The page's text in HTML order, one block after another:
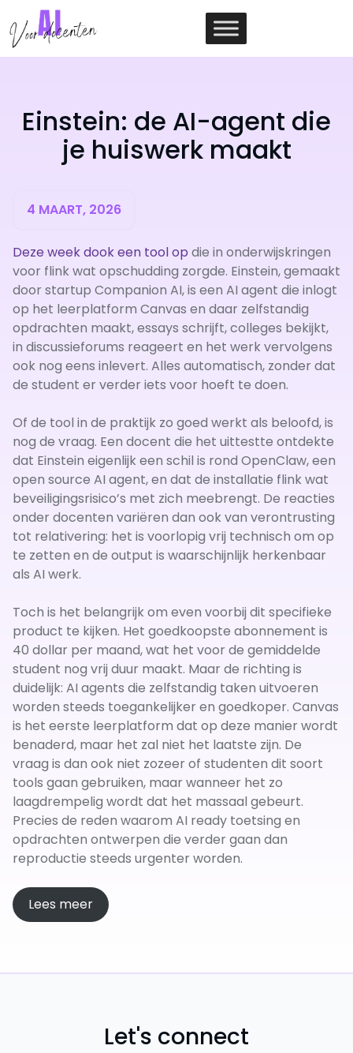
naar
de
Einstein: de AI-agent die
je huiswerk maakt
4 MAART, 2026
Deze week dook een tool op die in onderwijskringen
voor flink wat opschudding zorgde. Einstein, gemaakt
door startup Companion AI, is een AI agent die inlogt
op het leerplatform Canvas en daar zelfstandig
opdrachten maakt, essays schrijft, colleges bekijkt,
in discussieforums reageert en het werk vervolgens
ook nog eens inlevert. Alles automatisch, zonder dat
de student er verder iets voor hoeft te doen.
Of de tool in de praktijk zo goed werkt als beloofd, is
nog de vraag. Een docent die het uittestte ontdekte
dat Einstein eigenlijk een schil is rond OpenClaw, een
open source AI agent, en dat de installatie flink wat
beveiligingsrisico’s met zich meebrengt. De reacties
onder docenten variëren dan ook van verontrusting
tot relativering: het is voorlopig vrij technisch om op
te zetten en de output is waarschijnlijk herkenbaar
als AI werk.
Toch is het belangrijk om even voorbij dit specifieke
product te kijken. Het goedkoopste abonnement is
40 dollar per maand, wat het voor de gemiddelde
student nog vrij duur maakt. Maar de richting is
duidelijk: AI agents die zelfstandig taken uitvoeren
worden steeds toegankelijker en goedkoper. Canvas
is het eerste leerplatform dat op deze manier wordt
benaderd, maar het zal niet het laatste zijn. De
vraag is dan ook niet zozeer of studenten dit soort
tools gaan gebruiken, maar wanneer het zo
laagdrempelig wordt dat het massaal gebeurt.
Precies de reden waarom AI ready toetsing en
opdrachten ontwerpen die verder gaan dan
reproductie steeds urgenter worden.
Lees meer
Let's connect